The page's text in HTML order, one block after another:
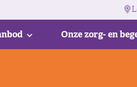
Onze zorg- en